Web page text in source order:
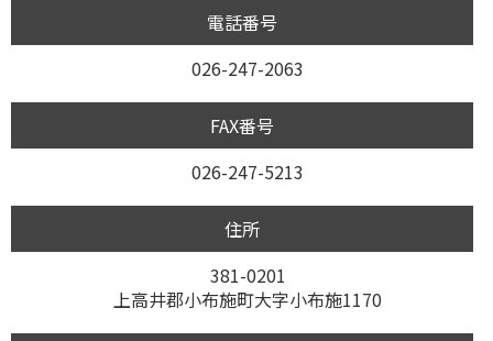
電話番号
026-247-2063
FAX番号
026-247-5213
住所
381-0201
上高井郡小布施町大字小布施1170